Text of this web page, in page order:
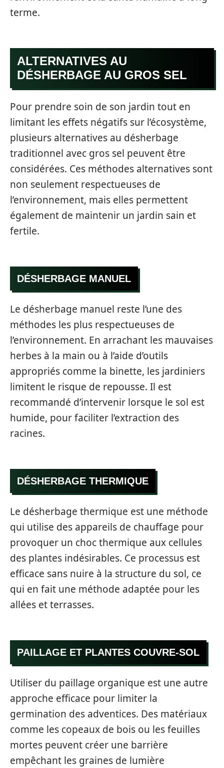
terme.
ALTERNATIVES AU
DÉSHERBAGE AU GROS SEL
Pour prendre soin de son jardin tout en
limitant les effets négatifs sur l’écosystème,
plusieurs alternatives au désherbage
traditionnel avec gros sel peuvent être
considérées. Ces méthodes alternatives sont
non seulement respectueuses de
l’environnement, mais elles permettent
également de maintenir un jardin sain et
fertile.
DÉSHERBAGE MANUEL
Le désherbage manuel reste l’une des
méthodes les plus respectueuses de
l’environnement. En arrachant les mauvaises
herbes à la main ou à l’aide d’outils
appropriés comme la binette, les jardiniers
limitent le risque de repousse. Il est
recommandé d’intervenir lorsque le sol est
humide, pour faciliter l’extraction des
racines.
DÉSHERBAGE THERMIQUE
Le désherbage thermique est une méthode
qui utilise des appareils de chauffage pour
provoquer un choc thermique aux cellules
des plantes indésirables. Ce processus est
efficace sans nuire à la structure du sol, ce
qui en fait une méthode adaptée pour les
allées et terrasses.
PAILLAGE ET PLANTES COUVRE-SOL
Utiliser du paillage organique est une autre
approche efficace pour limiter la
germination des adventices. Des matériaux
comme les copeaux de bois ou les feuilles
mortes peuvent créer une barrière
empêchant les graines de lumière